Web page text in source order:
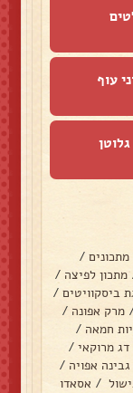
עוף
מתכונים /
מתכון לפיצה /
ביסקוויטים /
מרק אפונה /
חמאה /
דג מרוקאי /
אפויה /
/ אסאדו